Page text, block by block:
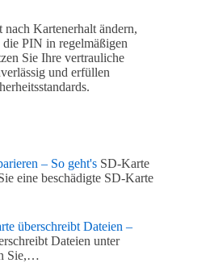
Kartenerhalt ändern,
PIN in regelmäßigen
Sie Ihre vertrauliche
und erfüllen
– So geht's SD-Karte
eine beschädigte SD-Karte
überschreibt Dateien –
Dateien unter
Sie,…